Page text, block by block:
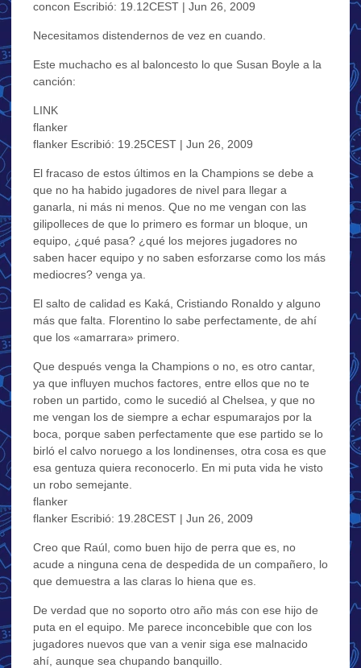
concon Escribió: 19.12CEST | Jun 26, 2009
Necesitamos distendernos de vez en cuando.
Este muchacho es al baloncesto lo que Susan Boyle a la
canción:
LINK
flanker
flanker Escribió: 19.25CEST | Jun 26, 2009
El fracaso de estos últimos en la Champions se debe a
que no ha habido jugadores de nivel para llegar a
ganarla, ni más ni menos. Que no me vengan con las
gilipolleces de que lo primero es formar un bloque, un
equipo, ¿qué pasa? ¿qué los mejores jugadores no
saben hacer equipo y no saben esforzarse como los más
mediocres? venga ya.
El salto de calidad es Kaká, Cristiando Ronaldo y alguno
más que falta. Florentino lo sabe perfectamente, de ahí
que los «amarrara» primero.
Que después venga la Champions o no, es otro cantar,
ya que influyen muchos factores, entre ellos que no te
roben un partido, como le sucedió al Chelsea, y que no
me vengan los de siempre a echar espumarajos por la
boca, porque saben perfectamente que ese partido se lo
birló el calvo noruego a los londinenses, otra cosa es que
esa gentuza quiera reconocerlo. En mi puta vida he visto
un robo semejante.
flanker
flanker Escribió: 19.28CEST | Jun 26, 2009
Creo que Raúl, como buen hijo de perra que es, no
acude a ninguna cena de despedida de un compañero, lo
que demuestra a las claras lo hiena que es.
De verdad que no soporto otro año más con ese hijo de
puta en el equipo. Me parece inconcebible que con los
jugadores nuevos que van a venir siga ese malnacido
ahí, aunque sea chupando banquillo.